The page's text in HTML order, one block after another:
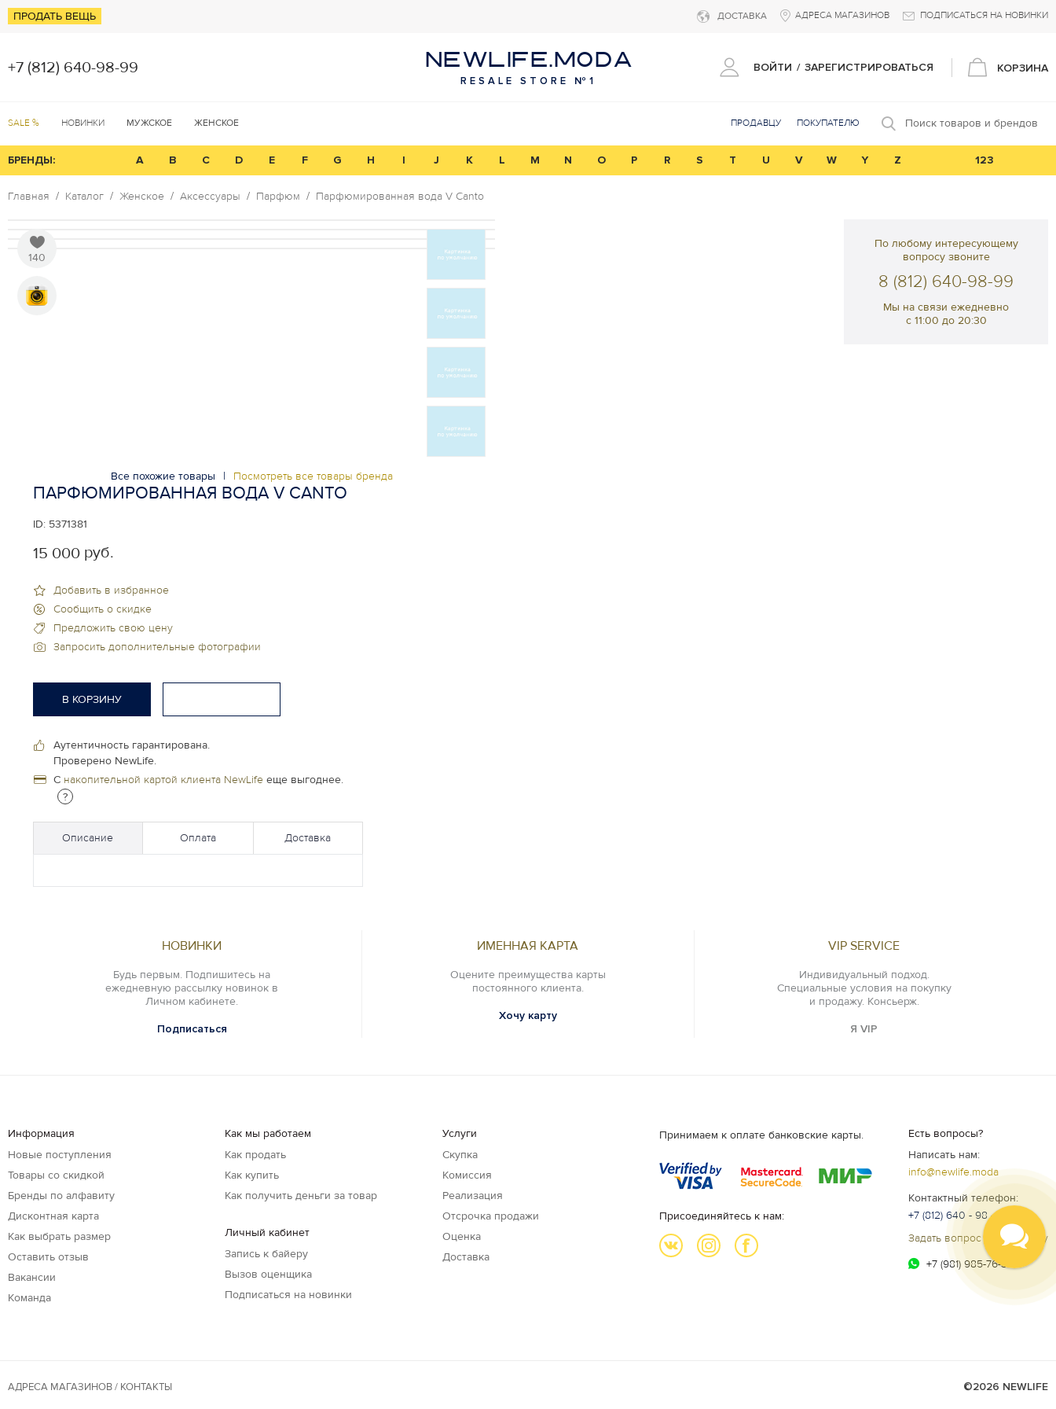
ПРОДАТЬ ВЕЩЬ ДОСТАВКА АДРЕСА МАГАЗИНОВ ПОДПИСАТЬСЯ НА НОВИНКИ
+7 (812) 640-98-99 NEWLIFE.MODA
RESALE STORE №1
ВОЙТИ / ЗАРЕГИСТРИРОВАТЬСЯ КОРЗИНА
SALE % НОВИНКИ МУЖСКОЕ ЖЕНСКОЕ ПРОДАВЦУ ПОКУПАТЕЛЮ Поиск товаров и брендов
БРЕНДЫ: A B C D E F G H I J K L M N O P R S T U V W Y Z 123
Главная Каталог Женское Аксессуары Парфюм Парфюмированная вода V Canto
140
Все похожие товары | Посмотреть все товары бренда
ПАРФЮМИРОВАННАЯ ВОДА V CANTO
ID: 5371381
15 000 руб.
Добавить в избранное
Сообщить о скидке
Предложить свою цену
Запросить дополнительные фотографии
В КОРЗИНУ
Аутентичность гарантирована.
Проверено NewLife.
С накопительной картой клиента NewLife еще выгоднее.
?
Описание Оплата Доставка
По любому интересующему
вопросу звоните
8 (812) 640-98-99
Мы на связи ежедневно
с 11:00 до 20:30
НОВИНКИ
Будь первым. Подпишитесь на
ежедневную рассылку новинок в
Личном кабинете.
Подписаться
ИМЕННАЯ КАРТА
Оцените преимущества карты
постоянного клиента.
Хочу карту
VIP SERVICE
Индивидуальный подход.
Специальные условия на покупку
и продажу. Консьерж.
Я VIP
Информация
Новые поступления
Товары со скидкой
Бренды по алфавиту
Дисконтная карта
Как выбрать размер
Оставить отзыв
Вакансии
Команда
Как мы работаем
Как продать
Как купить
Как получить деньги за товар
Личный кабинет
Запись к байеру
Вызов оценщика
Подписаться на новинки
Услуги
Скупка
Комиссия
Реализация
Отсрочка продажи
Оценка
Доставка
Принимаем к оплате банковские карты.
Присоединяйтесь к нам:
Есть вопросы?
Написать нам:
info@newlife.moda
Контактный телефон:
+7 (812) 640 - 98 - 99
Задать вопрос специалисту
+7 (981) 985-76-34
АДРЕСА МАГАЗИНОВ / КОНТАКТЫ ©2026 NEWLIFE